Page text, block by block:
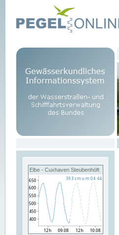
Elbe - Cuxhaven Steubenhöft